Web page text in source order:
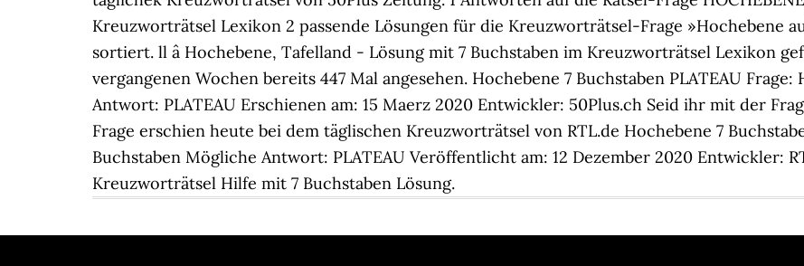
Kreuzworträtsel Lexikon 2 passende Lösungen für die Kreuzworträtsel-Frage »Hochebene
sortiert. ll â­ Hochebene, Tafelland - Lösung mit 7 Buchstaben im Kreuzworträtsel Lexikon
vergangenen Wochen bereits 447 Mal angesehen. Hochebene 7 Buchstaben PLATEAU
Antwort: PLATEAU Erschienen am: 15 Maerz 2020 Entwickler: 50Plus.ch Seid ihr mit der
Frage erschien heute bei dem täglischen Kreuzworträtsel von RTL.de Hochebene 7
Buchstaben Mögliche Antwort: PLATEAU Veröffentlicht am: 12 Dezember 2020 Entwickler:
Kreuzworträtsel Hilfe mit 7 Buchstaben Lösung.